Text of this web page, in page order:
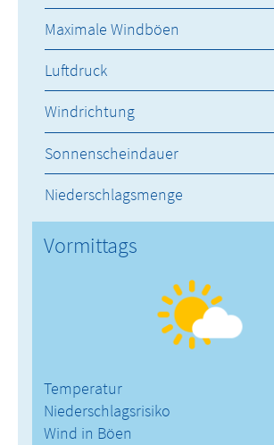
Maximale Windböen
Luftdruck
Windrichtung
Sonnenscheindauer
Niederschlagsmenge
Vormittags
Temperatur
Niederschlagsrisiko
Wind in Böen